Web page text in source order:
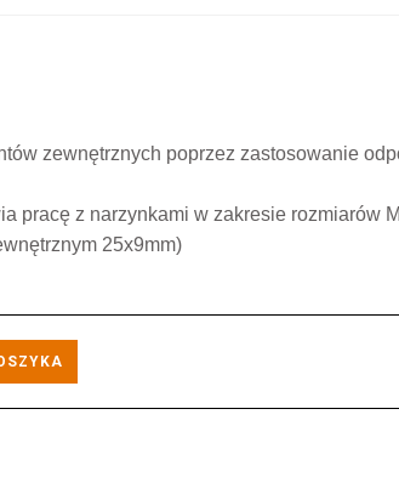
zewnętrznych poprzez zastosowanie
pracę z narzynkami w zakresie rozmiarów
25x9mm)